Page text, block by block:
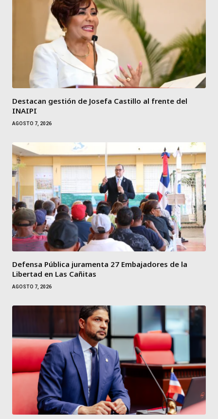
Destacan gestión de Josefa Castillo al frente del
INAIPI
AGOSTO 7, 2026
Defensa Pública juramenta 27 Embajadores de la
Libertad en Las Cañitas
AGOSTO 7, 2026